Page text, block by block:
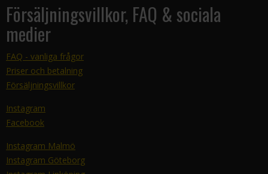
Försäljningsvillkor, FAQ & sociala
medier
FAQ - vanliga frågor
Priser och betalning
Försäljningsvillkor
Instagram
Facebook
Instagram Malmö
Instagram Göteborg